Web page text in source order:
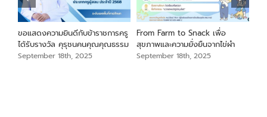
ขอแสดงความยินดีกับข้าราชการครู
ได้รับรางวัล คุรุชนคนคุณคุณธรรม
September 18th, 2025
From Farm to Snack เพื่อ
สุขภาพและความยั่งยืนจากไข่ผำ
September 18th, 2025